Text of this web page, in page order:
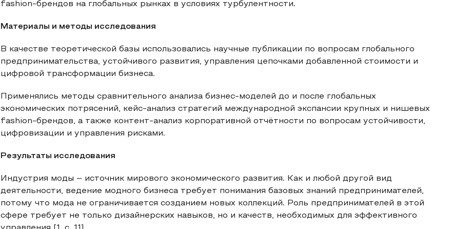
fashion-брендов на глобальных рынках в условиях турбулентности.
Материалы и методы исследования
В качестве теоретической базы использовались научные публикации по вопросам глобального
предпринимательства, устойчивого развития, управления цепочками добавленной стоимости и
цифровой трансформации бизнеса.
Применялись методы сравнительного анализа бизнес-моделей до и после глобальных
экономических потрясений, кейс-анализ стратегий международной экспансии крупных и нишевых
fashion-брендов, а также контент-анализ корпоративной отчётности по вопросам устойчивости,
цифровизации и управления рисками.
Результаты исследования
Индустрия моды – источник мирового экономического развития. Как и любой другой вид
деятельности, ведение модного бизнеса требует понимания базовых знаний предпринимателей,
потому что мода не ограничивается созданием новых коллекций. Роль предпринимателей в этой
сфере требует не только дизайнерских навыков, но и качеств, необходимых для эффективного